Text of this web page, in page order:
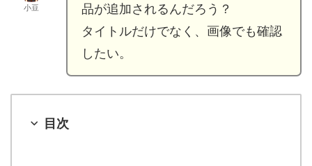
小豆
品が追加されるんだろう？
タイトルだけでなく、画像でも確認
したい。
目次